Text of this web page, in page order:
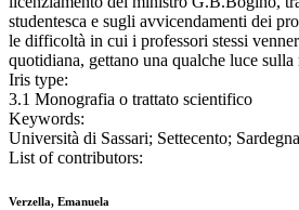
studentesca e sugli avvicendamenti dei
le difficoltà in cui i professori stessi
quotidiana, gettano una qualche luce sulla
Iris type:
3.1 Monografia o trattato scientifico
Keywords:
Università di Sassari; Settecento; Sardegna
List of contributors:
Verzella, Emanuela